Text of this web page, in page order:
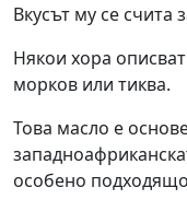
Вкусът му се счита
Някои хора
морков или тиква.
Това масло е
особено